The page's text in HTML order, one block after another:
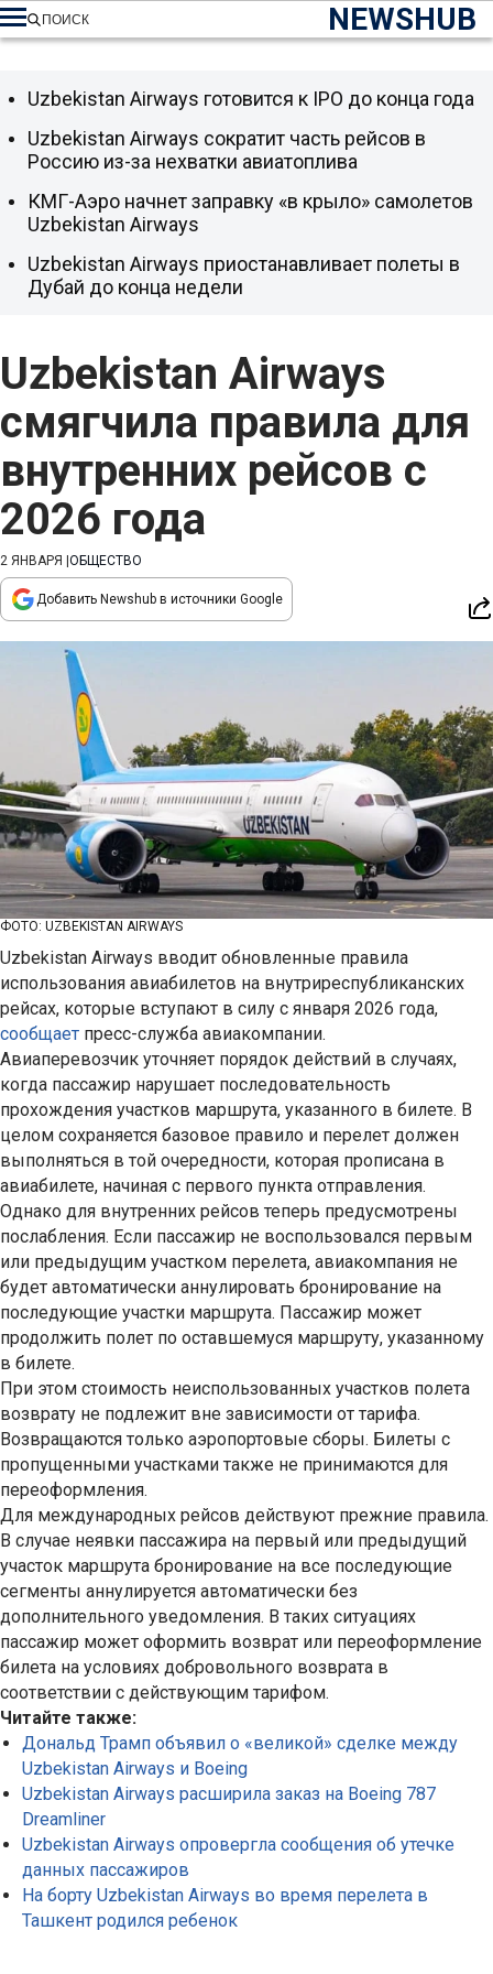
NEWSHUB
ПОИСК
Uzbekistan Airways
смягчила правила для
внутренних рейсов с
2026 года
2 ЯНВАРЯ ОБЩЕСТВО
Добавить Newshub в источники Google
ФОТО: UZBEKISTAN AIRWAYS
Uzbekistan Airways вводит обновленные правила
использования авиабилетов на внутриреспубликанских
рейсах, которые вступают в силу с января 2026 года,
сообщает пресс-служба авиакомпании.
Авиаперевозчик уточняет порядок действий в случаях,
когда пассажир нарушает последовательность
прохождения участков маршрута, указанного в билете. В
целом сохраняется базовое правило и перелет должен
выполняться в той очередности, которая прописана в
авиабилете, начиная с первого пункта отправления.
Однако для внутренних рейсов теперь предусмотрены
послабления. Если пассажир не воспользовался первым
или предыдущим участком перелета, авиакомпания не
будет автоматически аннулировать бронирование на
последующие участки маршрута. Пассажир может
продолжить полет по оставшемуся маршруту, указанному
в билете.
При этом стоимость неиспользованных участков полета
возврату не подлежит вне зависимости от тарифа.
Возвращаются только аэропортовые сборы. Билеты с
пропущенными участками также не принимаются для
переоформления.
Для международных рейсов действуют прежние правила.
В случае неявки пассажира на первый или предыдущий
участок маршрута бронирование на все последующие
сегменты аннулируется автоматически без
дополнительного уведомления. В таких ситуациях
пассажир может оформить возврат или переоформление
билета на условиях добровольного возврата в
соответствии с действующим тарифом.
Читайте также:
Дональд Трамп объявил о «великой» сделке между
Uzbekistan Airways и Boeing
Uzbekistan Airways расширила заказ на Boeing 787
Dreamliner
Uzbekistan Airways опровергла сообщения об утечке
данных пассажиров
На борту Uzbekistan Airways во время перелета в
Ташкент родился ребенок
Uzbekistan Airways готовится к IPO до конца года
Uzbekistan Airways сократит часть рейсов в
Россию из-за нехватки авиатоплива
КМГ-Аэро начнет заправку «в крыло» самолетов
Uzbekistan Airways
Uzbekistan Airways приостанавливает полеты в
Дубай до конца недели